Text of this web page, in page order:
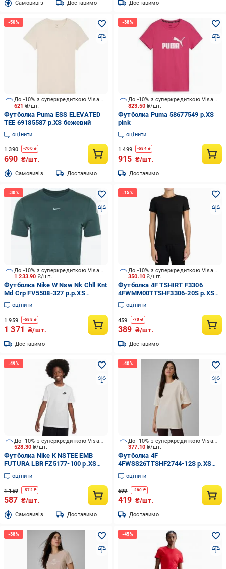
Cамовивіз Доставимо Доставимо
621 ₴/шт.
До -10% з суперкредиткою Visa Вигода
Футболка Puma ESS ELEVATED
TEE 69185587 р.XS бежевий
оцінити
1 390 -700₴
690 ₴/шт.
Cамовивіз Доставимо
823.50₴/шт.
До -10% з суперкредиткою Visa Вигода
Футболка Puma 58677549 р.XS
pink
оцінити
1 499 -584₴
915 ₴/шт.
Доставимо
1 233.90 ₴/шт.
До -10% з суперкредиткою Visa Вигода
Футболка Nike W Nsw Nk Chll Knt
Md Crp FV5508-327 р.р.XS
зелений
оцінити
1 959 -588₴
1 371 ₴/шт.
Доставимо
350.10₴/шт.
До -10% з суперкредиткою Visa Вигода
Футболка 4F TSHIRT F3306
4FWMM00TTSHF3306-20S р.XS
чорний
оцінити
459 -70 ₴
389 ₴/шт.
Доставимо
528.30₴/шт.
До -10% з суперкредиткою Visa Вигода
Футболка Nike K NSTEE EMB
FUTURA LBR FZ5177-100 р.XS
білий
оцінити
1 159 -572₴
587 ₴/шт.
Cамовивіз Доставимо
377.10₴/шт.
До -10% з суперкредиткою Visa Вигода
Футболка 4F
4FWSS26TTSHF2744-12S р.XS
бежевий
оцінити
699 -280 ₴
419 ₴/шт.
Доставимо